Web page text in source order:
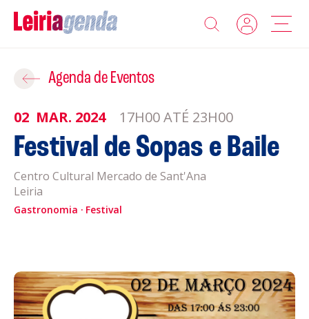
Agenda
Sobre a Leiriagenda
Promotores
Clubes Desportivos
Política de Privacidade
Política de Cookies
Agenda de Eventos
02 MAR. 2024 17H00 ATÉ 23H00
Festival de Sopas e Baile
Centro Cultural Mercado de Sant'Ana
Leiria
Gastronomia Festival
Adicionar ao Roteiro
ROTEIROS EXISTENTES
CRIAR NOVO